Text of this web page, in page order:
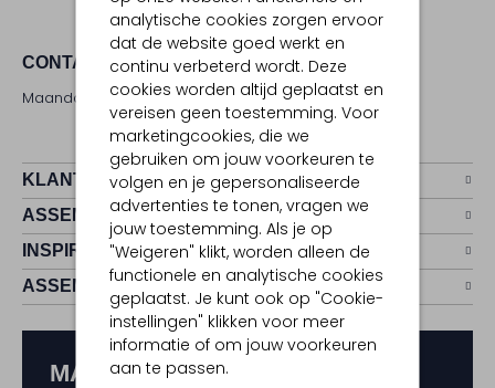
analytische cookies zorgen ervoor
dat de website goed werkt en
continu verbeterd wordt. Deze
cookies worden altijd geplaatst en
vereisen geen toestemming. Voor
marketingcookies, die we
gebruiken om jouw voorkeuren te
volgen en je gepersonaliseerde
advertenties te tonen, vragen we
jouw toestemming. Als je op
"Weigeren" klikt, worden alleen de
functionele en analytische cookies
geplaatst. Je kunt ook op "Cookie-
instellingen" klikken voor meer
informatie of om jouw voorkeuren
aan te passen.
CONTACT
Maandag - zaterdag 09:00 - 17:00 uur
KLANTENSERVICE
ASSEMVIP
INSPIRATIE
ASSEM
MAAK KANS OP € 150,-